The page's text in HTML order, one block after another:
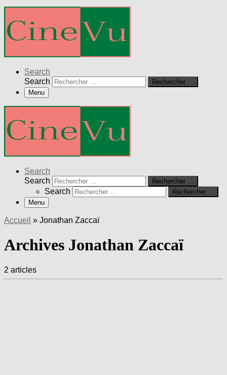
Search
Search
Rechercher …
Menu
Search
Search
Rechercher …
Search
Rechercher …
Menu
Accueil » Jonathan Zaccaï
Archives Jonathan Zaccaï
2 articles